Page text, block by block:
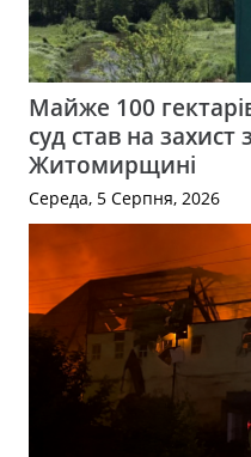
Майже 100
суд став на захист
Житомирщині
Середа, 5 Серпня, 2026